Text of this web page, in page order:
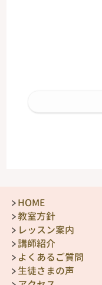
HOME
教室方針
レッスン案内
講師紹介
よくあるご質問
生徒さまの声